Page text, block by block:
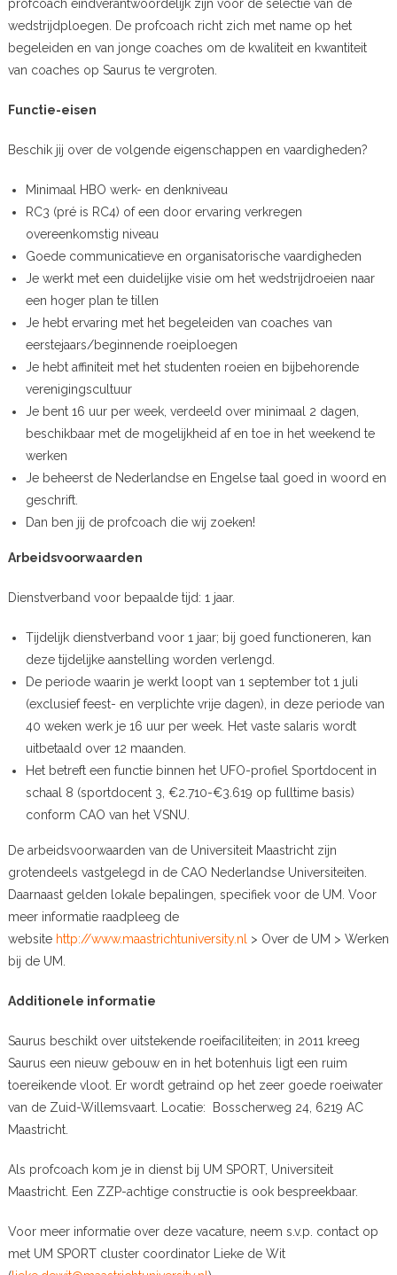
profcoach eindverantwoordelijk zijn voor de selectie van de
wedstrijdploegen. De profcoach richt zich met name op het
begeleiden en van jonge coaches om de kwaliteit en kwantiteit
van coaches op Saurus te vergroten.
Functie-eisen
Beschik jij over de volgende eigenschappen en vaardigheden?
Minimaal HBO werk- en denkniveau
RC3 (pré is RC4) of een door ervaring verkregen
overeenkomstig niveau
Goede communicatieve en organisatorische vaardigheden
Je werkt met een duidelijke visie om het wedstrijdroeien naar
een hoger plan te tillen
Je hebt ervaring met het begeleiden van coaches van
eerstejaars/beginnende roeiploegen
Je hebt affiniteit met het studenten roeien en bijbehorende
verenigingscultuur
Je bent 16 uur per week, verdeeld over minimaal 2 dagen,
beschikbaar met de mogelijkheid af en toe in het weekend te
werken
Je beheerst de Nederlandse en Engelse taal goed in woord en
geschrift.
Dan ben jij de profcoach die wij zoeken!
Arbeidsvoorwaarden
Dienstverband voor bepaalde tijd: 1 jaar.
Tijdelijk dienstverband voor 1 jaar; bij goed functioneren, kan
deze tijdelijke aanstelling worden verlengd.
De periode waarin je werkt loopt van 1 september tot 1 juli
(exclusief feest- en verplichte vrije dagen), in deze periode van
40 weken werk je 16 uur per week. Het vaste salaris wordt
uitbetaald over 12 maanden.
Het betreft een functie binnen het UFO-profiel Sportdocent in
schaal 8 (sportdocent 3, €2.710-€3.619 op fulltime basis)
conform CAO van het VSNU.
De arbeidsvoorwaarden van de Universiteit Maastricht zijn
grotendeels vastgelegd in de CAO Nederlandse Universiteiten.
Daarnaast gelden lokale bepalingen, specifiek voor de UM. Voor
meer informatie raadpleeg de
website http://www.maastrichtuniversity.nl
> Over de UM > Werken
bij de UM.
Additionele informatie
Saurus beschikt over uitstekende roeifaciliteiten; in 2011 kreeg
Saurus een nieuw gebouw en in het botenhuis ligt een ruim
toereikende vloot. Er wordt getraind op het zeer goede roeiwater
van de Zuid-Willemsvaart. Locatie: Bosscherweg 24, 6219 AC
Maastricht.
Als profcoach kom je in dienst bij UM SPORT, Universiteit
Maastricht. Een ZZP-achtige constructie is ook bespreekbaar.
Voor meer informatie over deze vacature, neem s.v.p. contact op
met UM SPORT cluster coordinator Lieke de Wit